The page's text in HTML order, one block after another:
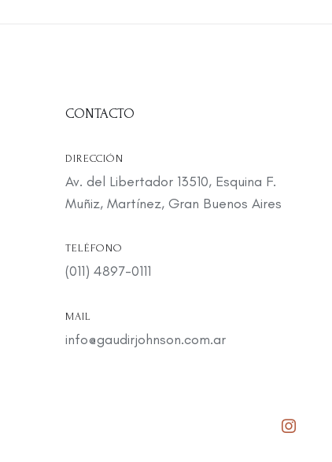
CONTACTO
DIRECCIÓN
Av. del Libertador 13510, Esquina F.
Muñiz, Martínez, Gran Buenos Aires
TELÉFONO
(011) 4897-0111
MAIL
info@gaudirjohnson.com.ar